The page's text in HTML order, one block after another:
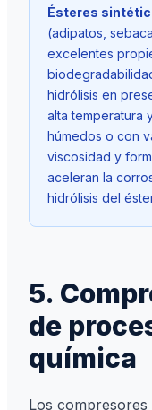
Ésteres
(adipatos,
excelentes
hidrólisis en
alta temperatura
húmedos o con
viscosidad y
aceleran la
hidrólisis del
5.
de
química
Los